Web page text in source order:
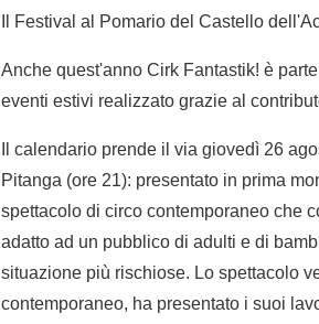
Il Festival al Pomario del Castello
Anche quest'anno Cirk Fantastik! è
eventi estivi realizzato grazie al
Il calendario prende il via giovedì 26
Pitanga (ore 21): presentato in prima
spettacolo di circo contemporaneo che
adatto ad un pubblico di adulti e di
situazione più rischiose. Lo spettacolo
contemporaneo, ha presentato i suoi